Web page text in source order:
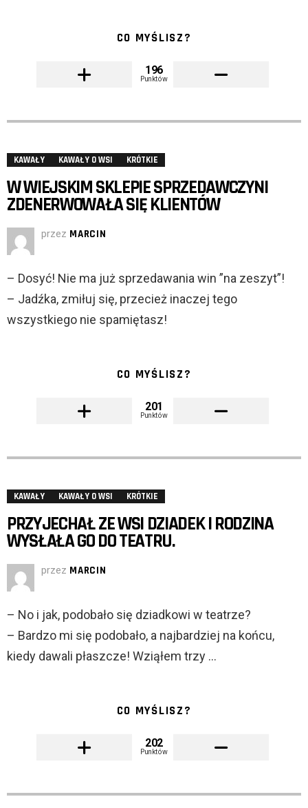
CO MYŚLISZ?
196
Punktów
KAWAŁY KAWAŁY O WSI KRÓTKIE
W WIEJSKIM SKLEPIE SPRZEDAWCZYNI
ZDENERWOWAŁA SIĘ KLIENTÓW
przez MARCIN
– Dosyć! Nie ma już sprzedawania win ”na zeszyt”!
– Jadźka, zmiłuj się, przecież inaczej tego
wszystkiego nie spamiętasz!
CO MYŚLISZ?
201
Punktów
KAWAŁY KAWAŁY O WSI KRÓTKIE
PRZYJECHAŁ ZE WSI DZIADEK I RODZINA
WYSŁAŁA GO DO TEATRU.
przez MARCIN
– No i jak, podobało się dziadkowi w teatrze?
– Bardzo mi się podobało, a najbardziej na końcu,
kiedy dawali płaszcze! Wziąłem trzy …
CO MYŚLISZ?
202
Punktów